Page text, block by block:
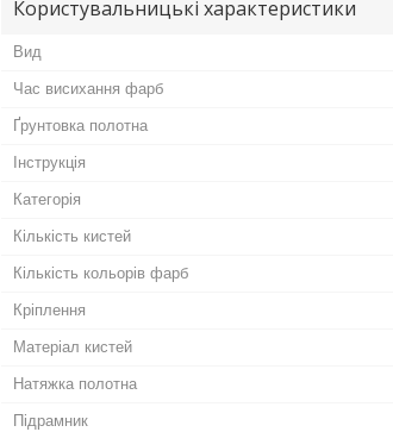
Користувальницькі характеристики
Вид
Час висихання фарб
Ґрунтовка полотна
Інструкція
Категорія
Кількість кистей
Кількість кольорів фарб
Кріплення
Матеріал кистей
Натяжка полотна
Підрамник